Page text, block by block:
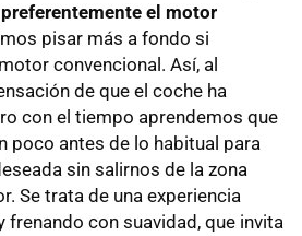
el motor
pisar más a fondo si
convencional. Así, al
de que el coche ha
con el tiempo aprendemos que
poco antes de lo habitual para
sin salirnos de la zona
Se trata de una experiencia
frenando con suavidad, que invita